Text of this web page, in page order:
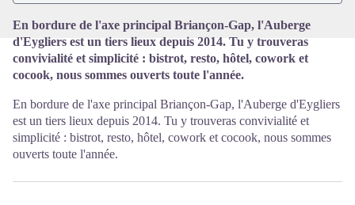
En bordure de l'axe principal Briançon-Gap, l'Auberge
d'Eygliers est un tiers lieux depuis 2014. Tu y trouveras
convivialité et simplicité : bistrot, resto, hôtel, cowork et
cocook, nous sommes ouverts toute l'année.
En bordure de l'axe principal Briançon-Gap, l'Auberge d'Eygliers
est un tiers lieux depuis 2014. Tu y trouveras convivialité et
simplicité : bistrot, resto, hôtel, cowork et cocook, nous sommes
ouverts toute l'année.